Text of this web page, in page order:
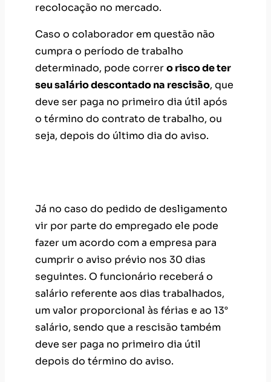
recolocação no mercado.
Caso o colaborador em questão não
cumpra o período de trabalho
determinado, pode correro risco de ter
seu salário descontado na rescisão, que
deve ser paga no primeiro dia útil após
o término do contrato de trabalho, ou
seja, depois do último dia do aviso.
Já no caso do pedido de desligamento
vir por parte do empregado ele pode
fazer um acordo com a empresa para
cumprir o aviso prévio nos 30 dias
seguintes. O funcionário receberá o
salário referente aos dias trabalhados,
um valor proporcional às férias e ao 13°
salário, sendo que a rescisão também
deve ser paga no primeiro dia útil
depois do término do aviso.